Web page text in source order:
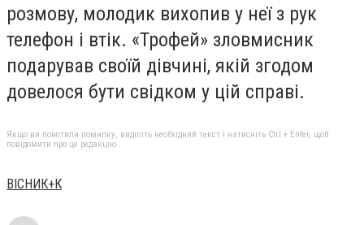
розмову, молодик вихопив у неї з рук
телефон і втік. «Трофей» зловмисник
подарував своїй дівчині, якій згодом
довелося бути свідком у цій справі.
Якщо ви помітили помилку, виділіть необхідний текст і натисніть Ctrl + Enter, щоб
повідомити про це редакцію
ВІСНИК+К